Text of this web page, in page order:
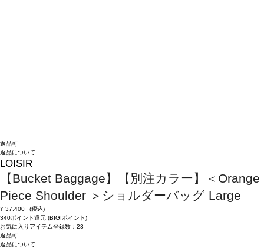
返品可
返品について
LOISIR
【Bucket Baggage】【別注カラー】＜Orange
Piece Shoulder ＞ショルダーバッグ Large
¥ 37,400
(税込)
340ポイント還元 (BIGIポイント)
お気に入りアイテム登録数： 23
返品可
返品について